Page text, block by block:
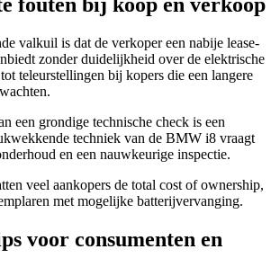
fouten bij koop en verkoop
valkuil is dat de verkoper een nabije lease-
zonder duidelijkheid over de elektrische
teleurstellingen bij kopers die een langere
een grondige technische check is een
techniek van de BMW i8 vraagt
en een nauwkeurige inspectie.
veel aankopers de total cost of ownership,
met mogelijke batterijvervanging.
voor consumenten en